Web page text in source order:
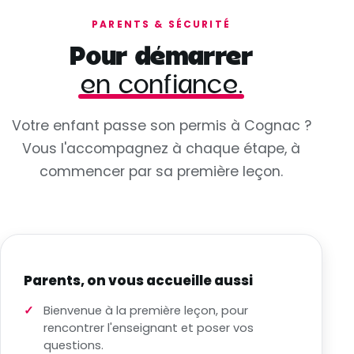
PARENTS & SÉCURITÉ
Pour démarrer
en confiance.
Votre enfant passe son permis à Cognac ?
Vous l'accompagnez à chaque étape, à
commencer par sa première leçon.
Parents, on vous accueille aussi
Bienvenue à la première leçon, pour
rencontrer l'enseignant et poser vos
questions.